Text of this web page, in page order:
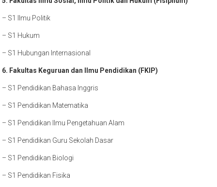
– S1 Ilmu Politik
– S1 Hukum
– S1 Hubungan Internasional
6. Fakultas Keguruan dan Ilmu Pendidikan (FKIP)
– S1 Pendidikan Bahasa Inggris
– S1 Pendidikan Matematika
– S1 Pendidikan Ilmu Pengetahuan Alam
– S1 Pendidikan Guru Sekolah Dasar
– S1 Pendidikan Biologi
– S1 Pendidikan Fisika